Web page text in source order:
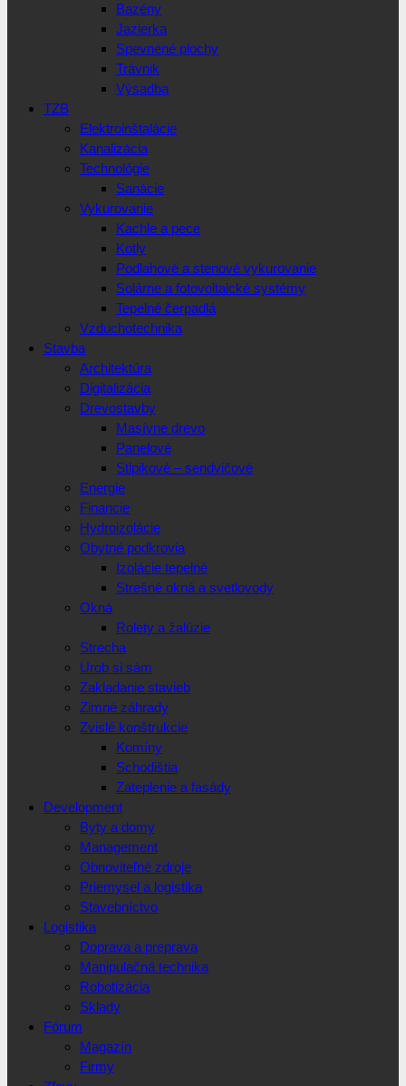
Bazény
Jazierka
Spevnené plochy
Trávnik
Výsadba
TZB
Elektroinštalácie
Kanalizácia
Technológie
Sanácie
Vykurovanie
Kachle a pece
Kotly
Podlahové a stenové vykurovanie
Solárne a fotovoltaické systémy
Tepelné čerpadlá
Vzduchotechnika
Stavba
Architektúra
Digitalizácia
Drevostavby
Masívne drevo
Panelové
Stlpikové – sendvičové
Energie
Financie
Hydroizolácie
Obytné podkrovia
Izolácie tepelné
Strešné okná a svetlovody
Okná
Rolety a žalúzie
Strecha
Urob si sám
Zakladanie stavieb
Zimné záhrady
Zvislé konštrukcie
Komíny
Schodištia
Zateplenie a fasády
Development
Byty a domy
Management
Obnoviteľné zdroje
Priemysel a logistika
Stavebníctvo
Logistika
Doprava a preprava
Manipulačná technika
Robotizácia
Sklady
Fórum
Magazín
Firmy